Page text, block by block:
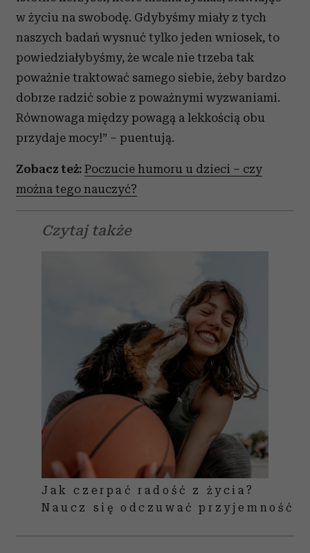
w życiu na swobodę. Gdybyśmy miały z tych
naszych badań wysnuć tylko jeden wniosek, to
powiedziałybyśmy, że wcale nie trzeba tak
poważnie traktować samego siebie, żeby bardzo
dobrze radzić sobie z poważnymi wyzwaniami.
Równowaga między powagą a lekkością obu
przydaje mocy!” – puentują.
Zobacz też: Poczucie humoru u dzieci – czy
można tego nauczyć?
Czytaj także
Jak czerpać radość z życia?
Naucz się odczuwać przyjemność